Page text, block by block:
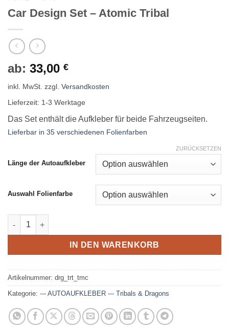
Car Design Set – Atomic Tribal
ab: 33,00 €
inkl. MwSt. zzgl. Versandkosten
Lieferzeit: 1-3 Werktage
Das Set enthält die Aufkleber für beide Fahrzeugseiten.
Lieferbar in 35 verschiedenen Folienfarben
Länge der Autoaufkleber
Auswahl Folienfarbe
ZURÜCKSETZEN
Car Design Set - Atomic Tribal Menge
IN DEN WARENKORB
Artikelnummer: drg_trt_tmc
Kategorie: --- AUTOAUFKLEBER --- Tribals & Dragons